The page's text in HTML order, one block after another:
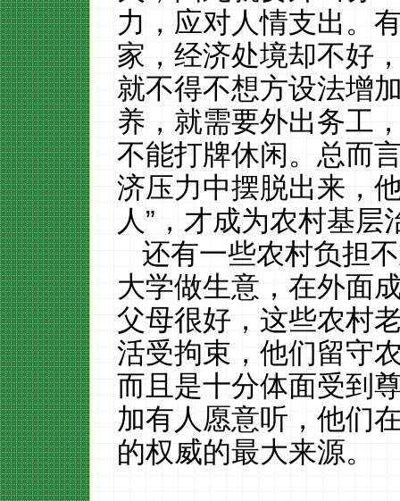
力，应对人情支出。
家，经济处境却不好
就不得不想方设法增
养，就需要外出务工
不能打牌休闲。总而
济压力中摆脱出来，
人”，才成为农村基层
还有一些农村负担
大学做生意，在外面
父母很好，这些农村
活受拘束，他们留守
而且是十分体面受到
加有人愿意听，他们
的权威的最大来源。